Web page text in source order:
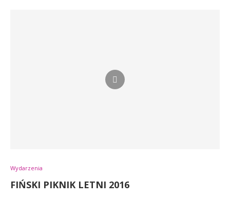
Wydarzenia
FIŃSKI PIKNIK LETNI 2016